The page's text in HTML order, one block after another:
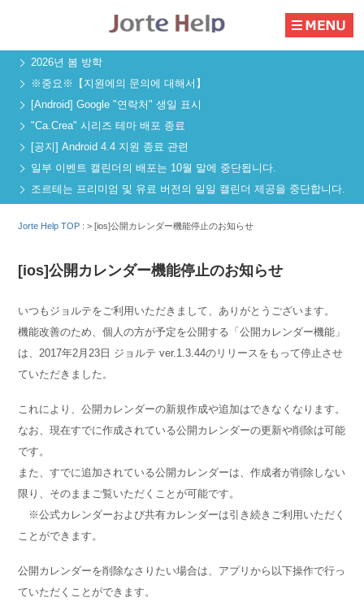
2026년 봄 방학
※중요※【지원에의 문의에 대해서】
[Android] Google "연락처" 생일 표시
"Ca.Crea" 시리즈 테마 배포 종료
[공지] Android 4.4 지원 종료 관련
일부 이벤트 캘린더의 배포는 10월 말에 중단됩니다.
조르테는 프리미엄 및 유료 버전의 일일 캘린더 제공을 중단합니다.
Jorte Help TOP :>[ios]公開カレンダー機能停止のお知らせ
[ios]公開カレンダー機能停止のお知らせ
いつもジョルテをご利用いただきまして、ありがとうございます。
機能改善のため、個人の方が予定を公開する「公開カレンダー機能」
は、2017年2月23日 ジョルテ ver.1.3.44のリリースをもって停止させ
ていただきました。
これにより、公開カレンダーの新規作成や追加はできなくなります。
なお、現在すでに作成されている公開カレンダーの更新や削除は可能
です。
また、すでに追加されている公開カレンダーは、作成者が削除しない
限り、そのままご覧いただくことが可能です。
※公式カレンダーおよび共有カレンダーは引き続きご利用いただく
ことができます。
公開カレンダーを削除なさりたい場合は、アプリから以下操作で行っ
ていただくことができます。